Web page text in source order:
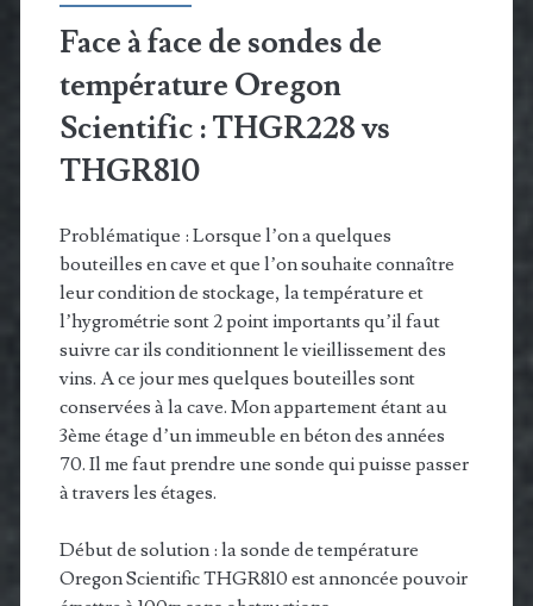
Face à face de sondes de
température Oregon
Scientific : THGR228 vs
THGR810
Problématique : Lorsque l’on a quelques
bouteilles en cave et que l’on souhaite connaître
leur condition de stockage, la température et
l’hygrométrie sont 2 point importants qu’il faut
suivre car ils conditionnent le vieillissement des
vins. A ce jour mes quelques bouteilles sont
conservées à la cave. Mon appartement étant au
3ème étage d’un immeuble en béton des années
70. Il me faut prendre une sonde qui puisse passer
à travers les étages.
Début de solution : la sonde de température
Oregon Scientific THGR810 est annoncée pouvoir